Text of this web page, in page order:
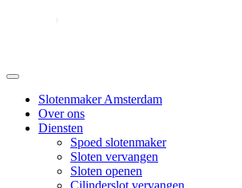
Slotenmaker Amsterdam
Over ons
Diensten
Spoed slotenmaker
Sloten vervangen
Sloten openen
Cilinderslot vervangen